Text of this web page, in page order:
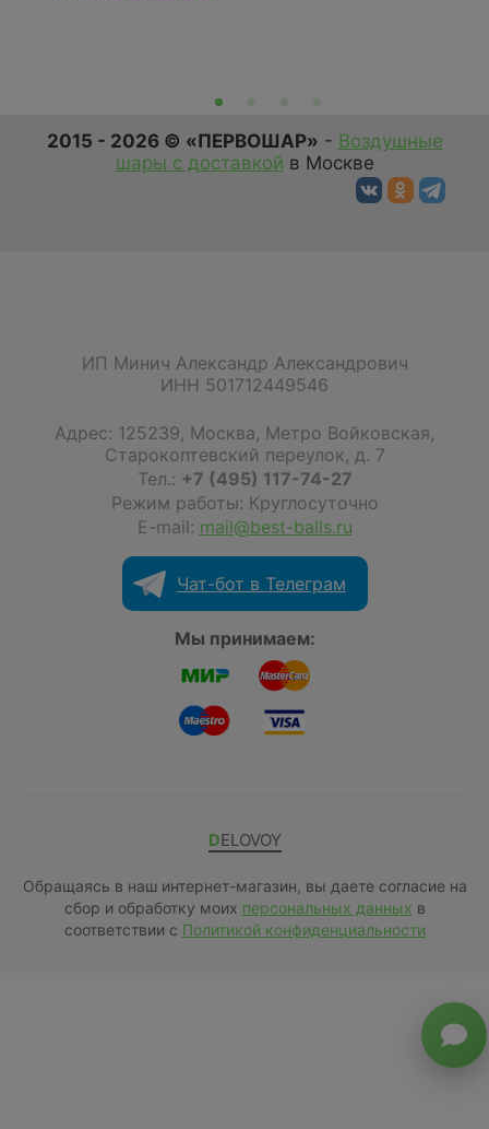
2015 - 2026 © «ПЕРВОШАР» - Воздушные
шары с доставкой в Москве
ИП Минич Александр Александрович
ИНН 501712449546
Адрес: 125239, Москва, Метро Войковская,
Старокоптевский переулок, д. 7
Тел.: +7 (495) 117-74-27
Режим работы: Круглосуточно
E-mail: mail@best-balls.ru
Чат-бот в Телеграм
Мы принимаем:
DELOVOY
Обращаясь в наш интернет-магазин, вы даете согласие на
сбор и обработку моих персональных данных в
соответствии с Политикой конфиденциальности